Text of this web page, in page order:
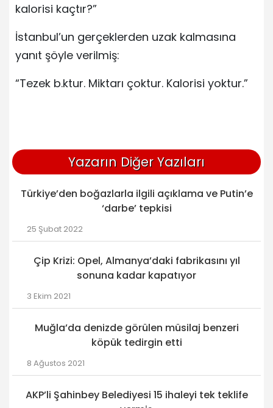
kalorisi kaçtır?”
İstanbul’un gerçeklerden uzak kalmasına
yanıt şöyle verilmiş:
“Tezek b.ktur. Miktarı çoktur. Kalorisi yoktur.”
Yazarın Diğer Yazıları
Türkiye’den boğazlarla ilgili açıklama ve Putin’e
‘darbe’ tepkisi
25 Şubat 2022
Çip Krizi: Opel, Almanya’daki fabrikasını yıl
sonuna kadar kapatıyor
3 Ekim 2021
Muğla’da denizde görülen müsilaj benzeri
köpük tedirgin etti
8 Ağustos 2021
AKP’li Şahinbey Belediyesi 15 ihaleyi tek teklife